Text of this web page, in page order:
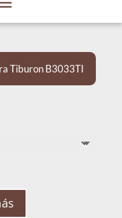
Tiburon B3033TI